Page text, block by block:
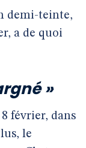
demi-teinte,
a de quoi
»
février, dans
le